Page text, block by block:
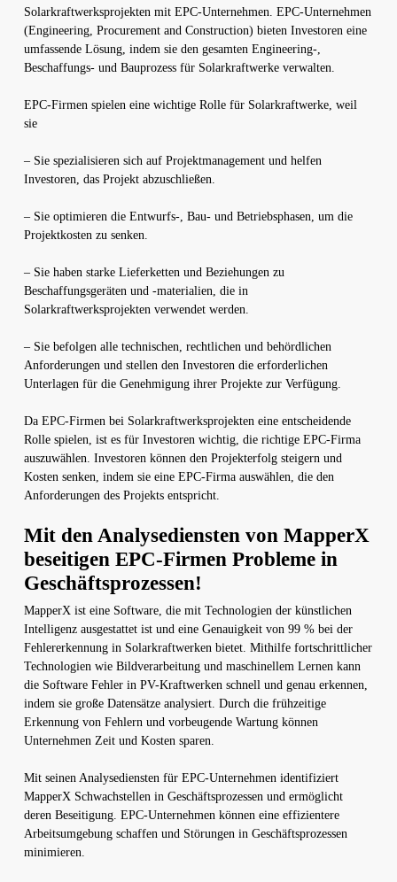
Solarkraftwerksprojekten mit EPC-Unternehmen. EPC-Unternehmen
(Engineering, Procurement and Construction) bieten Investoren eine
umfassende Lösung, indem sie den gesamten Engineering-,
Beschaffungs- und Bauprozess für Solarkraftwerke verwalten.
EPC-Firmen spielen eine wichtige Rolle für Solarkraftwerke, weil
sie
– Sie spezialisieren sich auf Projektmanagement und helfen
Investoren, das Projekt abzuschließen.
– Sie optimieren die Entwurfs-, Bau- und Betriebsphasen, um die
Projektkosten zu senken.
– Sie haben starke Lieferketten und Beziehungen zu
Beschaffungsgeräten und -materialien, die in
Solarkraftwerksprojekten verwendet werden.
– Sie befolgen alle technischen, rechtlichen und behördlichen
Anforderungen und stellen den Investoren die erforderlichen
Unterlagen für die Genehmigung ihrer Projekte zur Verfügung.
Da EPC-Firmen bei Solarkraftwerksprojekten eine entscheidende
Rolle spielen, ist es für Investoren wichtig, die richtige EPC-Firma
auszuwählen. Investoren können den Projekterfolg steigern und
Kosten senken, indem sie eine EPC-Firma auswählen, die den
Anforderungen des Projekts entspricht.
Mit den Analysediensten von MapperX
beseitigen EPC-Firmen Probleme in
Geschäftsprozessen!
MapperX ist eine Software, die mit Technologien der künstlichen
Intelligenz ausgestattet ist und eine Genauigkeit von 99 % bei der
Fehlererkennung in Solarkraftwerken bietet. Mithilfe fortschrittlicher
Technologien wie Bildverarbeitung und maschinellem Lernen kann
die Software Fehler in PV-Kraftwerken schnell und genau erkennen,
indem sie große Datensätze analysiert. Durch die frühzeitige
Erkennung von Fehlern und vorbeugende Wartung können
Unternehmen Zeit und Kosten sparen.
Mit seinen Analysediensten für EPC-Unternehmen identifiziert
MapperX Schwachstellen in Geschäftsprozessen und ermöglicht
deren Beseitigung. EPC-Unternehmen können eine effizientere
Arbeitsumgebung schaffen und Störungen in Geschäftsprozessen
minimieren.